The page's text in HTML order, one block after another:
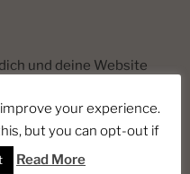
und deine Website
your experience.
but you can opt-out if
Read More